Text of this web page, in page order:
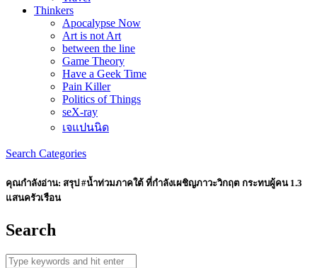
Thinkers
Apocalypse Now
Art is not Art
between the line
Game Theory
Have a Geek Time
Pain Killer
Politics of Things
seX-ray
เจแปนนิด
Search Categories
คุณกำลังอ่าน: สรุป #น้ำท่วมภาคใต้ ที่กำลังเผชิญภาวะวิกฤต กระทบผู้คน 1.3
แสนครัวเรือน
Search